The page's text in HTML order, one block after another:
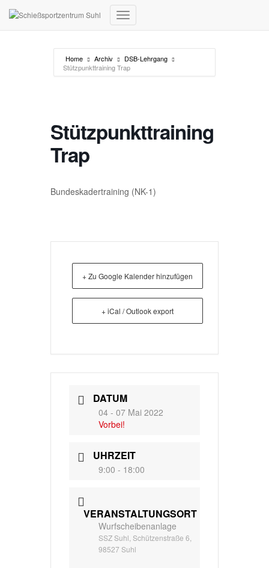
Navigation umschalten
Home Archiv
DSB-Lehrgang
Stützpunkttraining Trap
Stützpunkttraining
Trap
Bundeskadertraining (NK-1)
+ Zu Google Kalender hinzufügen
+ iCal / Outlook export
DATUM
04 - 07 Mai 2022
Vorbei!
UHRZEIT
9:00 - 18:00
VERANSTALTUNGSORT
Wurfscheibenanlage
SSZ Suhl, Schützenstraße 6,
98527 Suhl